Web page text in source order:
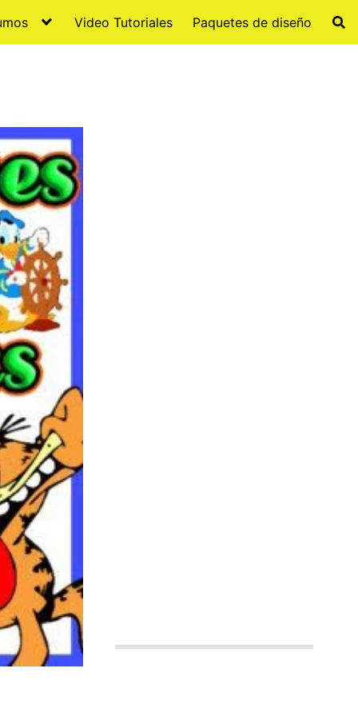
Video Tutoriales Paquetes de diseño